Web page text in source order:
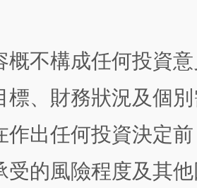
概不構成任何投資
標、財務狀況及個
作出任何投資決定
受的風險程度及其